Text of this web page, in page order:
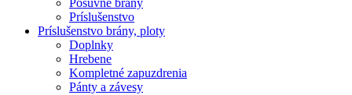
Posuvné brány
Príslušenstvo
Príslušenstvo brány, ploty
Doplnky
Hrebene
Kompletné zapuzdrenia
Pánty a závesy